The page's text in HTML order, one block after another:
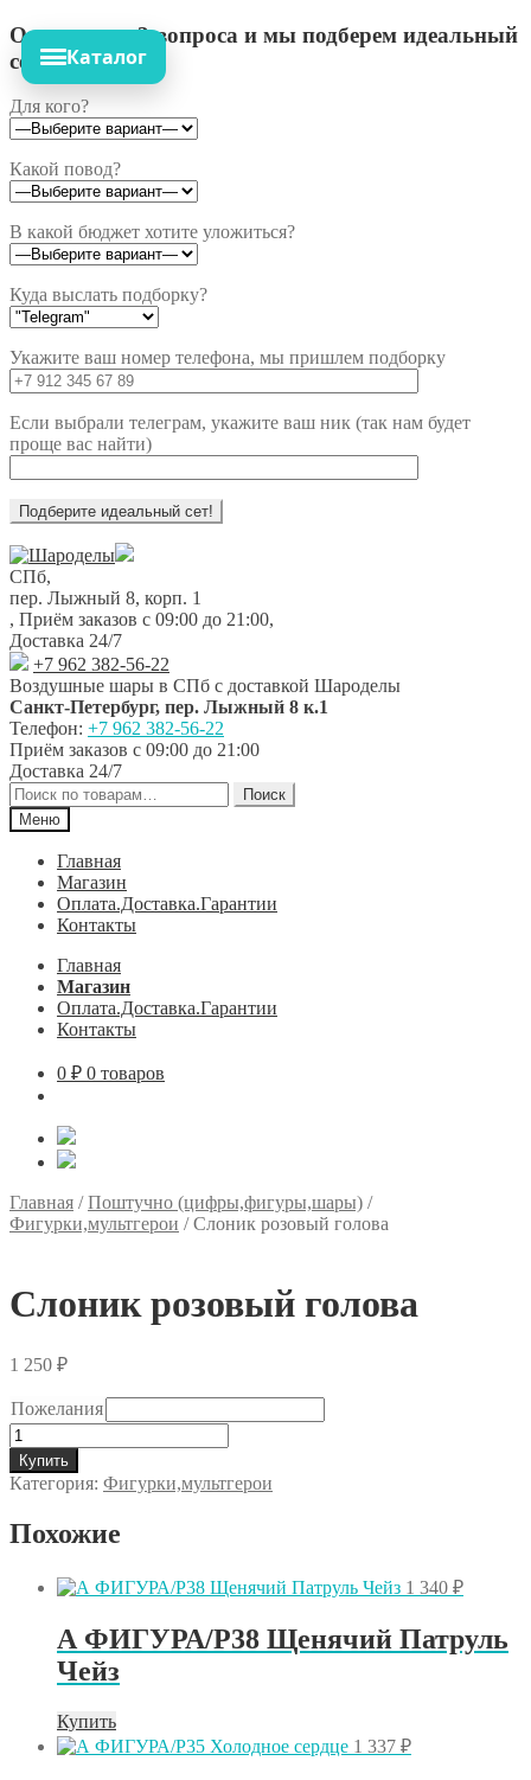
Ответьте на 3 вопроса и мы подберем идеальный
сет!
Для кого?
Какой повод?
В какой бюджет хотите уложиться?
Куда выслать подборку?
Укажите ваш номер телефона, мы пришлем подборку
Если выбрали телеграм, укажите ваш ник (так нам будет
проще вас найти)
Перейти
к
навигации
Перейти
к
содержимому
СПб,
пер. Лыжный 8, корп. 1
, Приём заказов с 09:00 до 21:00,
Доставка 24/7
+7 962 382-56-22
Воздушные шары в СПб с доставкой Шароделы
Санкт-Петербург, пер. Лыжный 8 к.1
Телефон: +7 962 382-56-22
Приём заказов с 09:00 до 21:00
Доставка 24/7
Искать:
Поиск
Меню
Главная
Магазин
Оплата.Доставка.Гарантии
Контакты
Главная
Магазин
Оплата.Доставка.Гарантии
Контакты
0 ₽ 0 товаров
Каталог
Главная /Поштучно (цифры,фигуры,шары) /
Фигурки,мультгерои /Слоник розовый голова
Слоник розовый голова
1 250 ₽
Пожелания
Количество
товара
Слоник
розовый
Купить
Категория: Фигурки,мультгерои
Похожие
1 340 ₽
А ФИГУРА/P38 Щенячий Патруль
Чейз
Купить
1 337 ₽